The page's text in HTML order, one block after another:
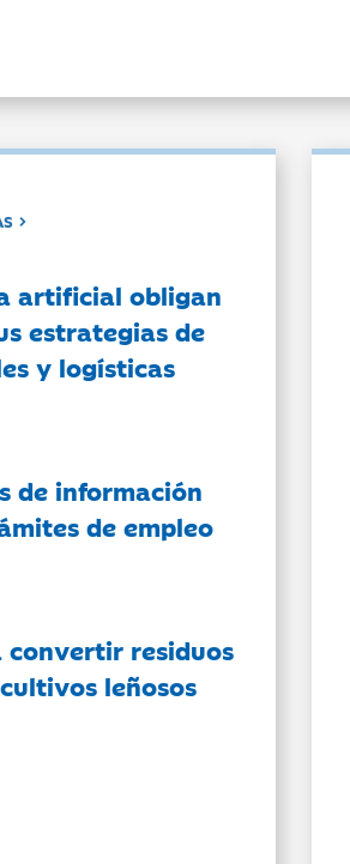
artificial obligan
estrategias de
y logísticas
de información
de empleo
convertir residuos
leñosos